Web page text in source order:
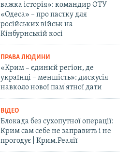
важка історія»: командир ОТУ
«Одеса» – про пастку для
російських військ на
Кінбурнській косі
ПРАВА ЛЮДИНИ
«Крим – єдиний регіон, де
українці – меншість»: дискусія
навколо нової пам'ятної дати
ВІДЕО
Блокада без сухопутної операції:
Крим сам себе не заправить і не
прогодує | Крим.Реалії